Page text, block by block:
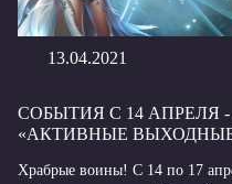
13.04.2021
СОБЫТИЯ С 14 АПРЕЛЯ
«АКТИВНЫЕ
Храбрые воины! С 14 по 17